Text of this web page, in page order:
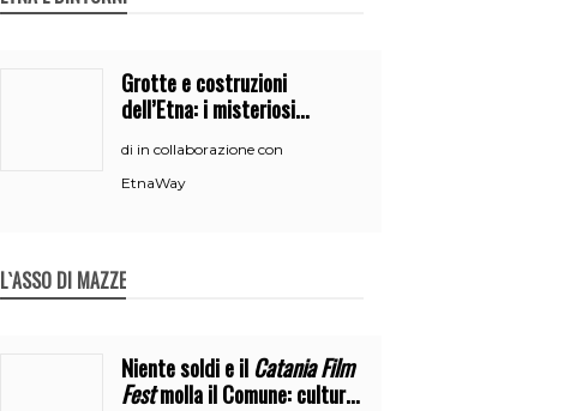
Grotte e costruzioni
dell’Etna: i misteriosi
di in collaborazione con
EtnaWay
L`ASSO DI MAZZE
Niente soldi e ilCatania Film
Festmolla il Comune: cultura